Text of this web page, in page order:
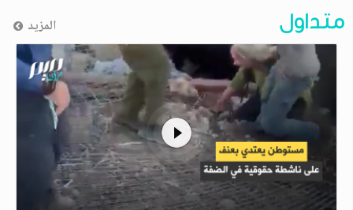
متداول المزيد